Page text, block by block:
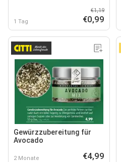
1 Tag
€1,19
€0,99
Gewürzzubereitung für
Avocado
2 Monate €4,99